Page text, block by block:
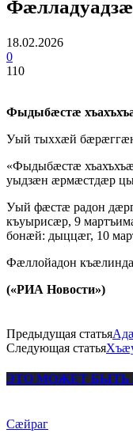
18.02.2026
0
110
Фыдыбæстæ
Уый тыххæй
«Фыдыбæстæ
уыдзæн æрмæстдæр
Уый фæстæ радон
къуырисæр, 9
бонæй: дыццæг, 10
Фæллойадон
(«РИА Новости»)
Предыдущая статья
Следующая статья
ЭТО МОЖЕТ БЫТЬ
Сæйраг